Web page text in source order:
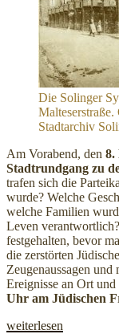
Die Solinger
Malteserstraße.
Stadtarchiv
Am Vorabend, den 8.
Stadtrundgang zu
trafen sich die
wurde? Welche
welche Familien
Leven
festgehalten, bevor
die zerstörten
Zeugenaussagen
Ereignisse an Ort
Uhr am Jüdischen
„80.
weiterlesen